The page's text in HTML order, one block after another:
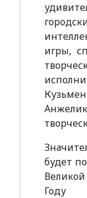
игры,
будет
Году